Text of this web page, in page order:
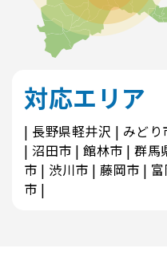
対応エリア
長野県軽井沢 みどり
沼田市
館林市 群馬
市
渋川市 藤岡市
市